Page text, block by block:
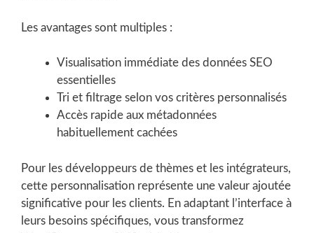
Les avantages sont multiples :
Visualisation immédiate des données SEO
essentielles
Tri et filtrage selon vos critères personnalisés
Accès rapide aux métadonnées
habituellement cachées
Pour les développeurs de thèmes et les intégrateurs,
cette personnalisation représente une valeur ajoutée
significative pour les clients. En adaptant l’interface à
leurs besoins spécifiques, vous transformez